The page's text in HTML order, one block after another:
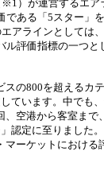
）が運営するエア
ある「5スター」
アラインとしては
評価指標の一つと
の800を超えるカ
ています。中でも
空港から客室ま
認定に至りました
ーケットにおける